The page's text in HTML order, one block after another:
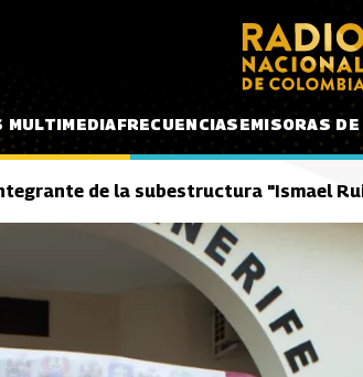
MULTIMEDIAFRECUENCIASEMISORAS DE
de la subestructura "Ismael